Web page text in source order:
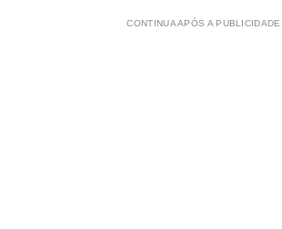
CONTINUA APÓS A PUBLICIDADE